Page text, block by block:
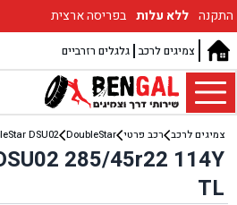
התקנה ללא עלות בפריסה ארצית
גלגלים רזרביים צמיגים לרכב
צמיגים לרכב רכב פרטי DoubleStar
DSU02
285/45r22 114Y
TL